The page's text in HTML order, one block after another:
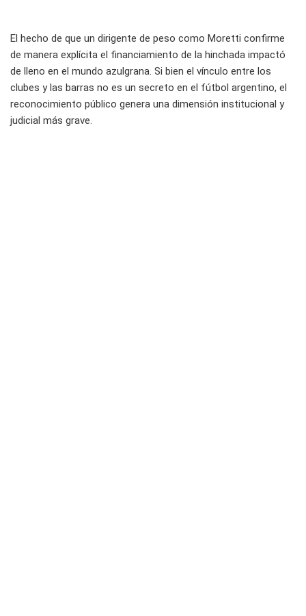
El hecho de que un dirigente de peso como Moretti confirme
de manera explícita el financiamiento de la hinchada impactó
de lleno en el mundo azulgrana. Si bien el vínculo entre los
clubes y las barras no es un secreto en el fútbol argentino, el
reconocimiento público genera una dimensión institucional y
judicial más grave.